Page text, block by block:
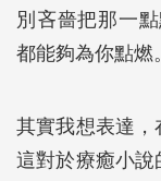
別吝嗇把那一
都能夠為你點燃
其實我想表達，
這對於療癒小